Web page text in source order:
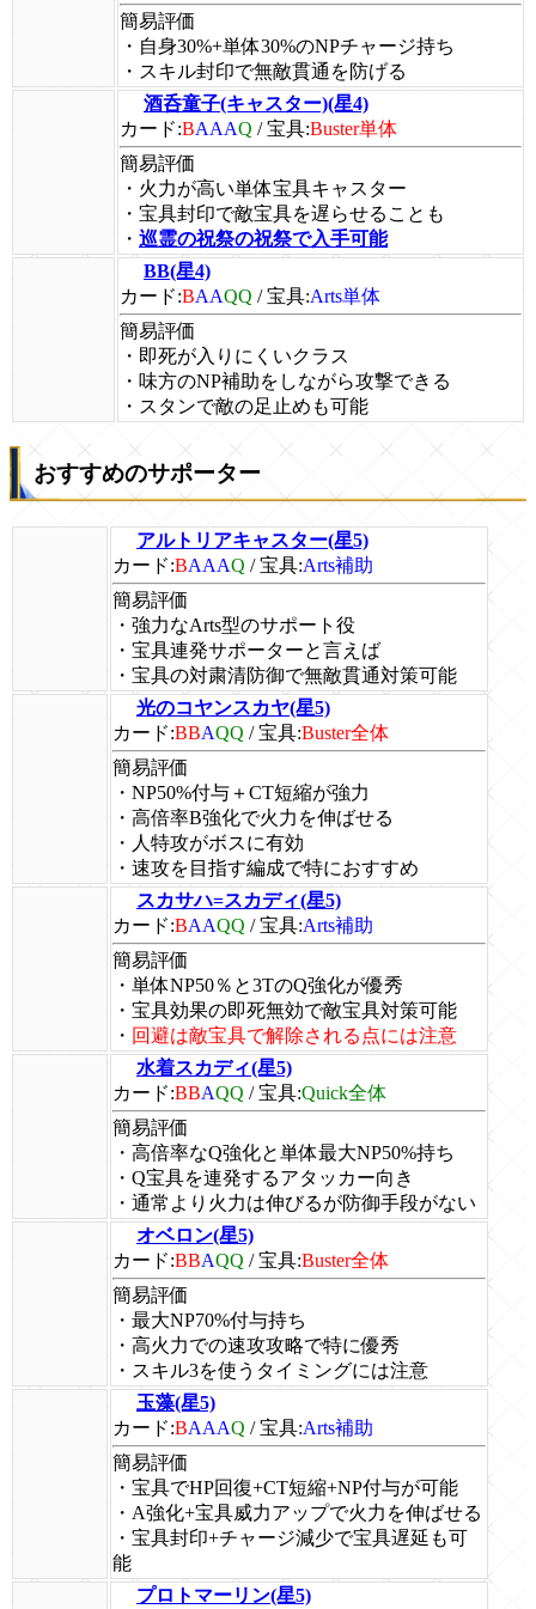
簡易評価
・自身30%+単体30%のNPチャージ持ち
・スキル封印で無敵貫通を防げる
酒呑童子(キャスター)(星4)
カード:BAAAQ /宝具:Buster単体
簡易評価
・火力が高い単体宝具キャスター
・宝具封印で敵宝具を遅らせることも
・ 巡霊の祝祭の祝祭で入手可能
BB(星4)
カード:BAAQQ /宝具:Arts単体
簡易評価
・即死が入りにくいクラス
・味方のNP補助をしながら攻撃できる
・スタンで敵の足止めも可能
おすすめのサポーター
アルトリアキャスター(星5)
カード:BAAAQ /宝具:Arts補助
簡易評価
・強力なArts型のサポート役
・宝具連発サポーターと言えば
・宝具の対粛清防御で無敵貫通対策可能
光のコヤンスカヤ(星5)
カード:BBAQQ /宝具:Buster全体
簡易評価
・NP50%付与＋CT短縮が強力
・高倍率B強化で火力を伸ばせる
・人特攻がボスに有効
・速攻を目指す編成で特におすすめ
スカサハ=スカディ(星5)
カード:BAAQQ /宝具:Arts補助
簡易評価
・単体NP50％と3TのQ強化が優秀
・宝具効果の即死無効で敵宝具対策可能
・ 回避は敵宝具で解除される点には注意
水着スカディ(星5)
カード:BBAQQ /宝具:Quick全体
簡易評価
・高倍率なQ強化と単体最大NP50%持ち
・Q宝具を連発するアタッカー向き
・通常より火力は伸びるが防御手段がない
オベロン(星5)
カード:BBAQQ /宝具:Buster全体
簡易評価
・最大NP70%付与持ち
・高火力での速攻攻略で特に優秀
・スキル3を使うタイミングには注意
玉藻(星5)
カード:BAAAQ /宝具:Arts補助
簡易評価
・宝具でHP回復+CT短縮+NP付与が可能
・A強化+宝具威力アップで火力を伸ばせる
・宝具封印+チャージ減少で宝具遅延も可
能
プロトマーリン(星5)